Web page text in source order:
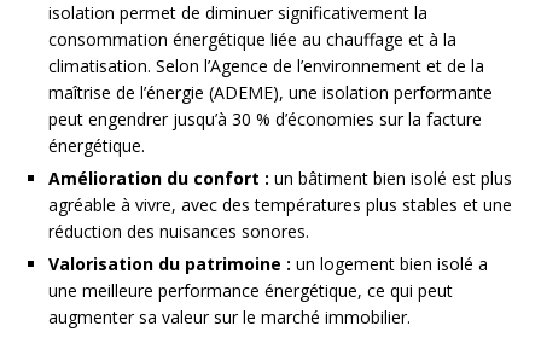
isolation permet de diminuer significativement la
consommation énergétique liée au chauffage et à la
climatisation. Selon l’Agence de l’environnement et de la
maîtrise de l’énergie (ADEME), une isolation performante
peut engendrer jusqu’à 30 % d’économies sur la facture
énergétique.
Amélioration du confort : un bâtiment bien isolé est plus
agréable à vivre, avec des températures plus stables et une
réduction des nuisances sonores.
Valorisation du patrimoine : un logement bien isolé a
une meilleure performance énergétique, ce qui peut
augmenter sa valeur sur le marché immobilier.